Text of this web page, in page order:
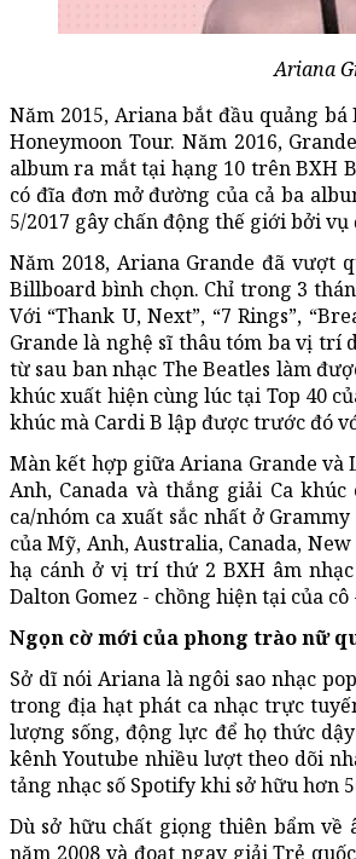
Ariana
Năm 2015, Ariana bắt đầu quảng
Honeymoon Tour. Năm 2016,
album ra mắt tại hạng 10 trên BXH
có đĩa đơn mở đường của cả ba
5/2017 gây chấn động thế giới bởi
Năm 2018, Ariana Grande đã vượt
Billboard bình chọn. Chỉ trong 3
Với “Thank U, Next”, “7 Rings”,
Grande là nghệ sĩ thâu tóm ba vị trí
từ sau ban nhạc The Beatles làm
khúc xuất hiện cùng lúc tại Top 40
khúc mà Cardi B lập được trước đó
Màn kết hợp giữa Ariana Grande và
Anh, Canada và thắng giải Ca
ca/nhóm ca xuất sắc nhất ở
của Mỹ, Anh, Australia, Canada,
hạ cánh ở vị trí thứ 2 BXH âm
Dalton Gomez - chồng hiện tại của
Ngọn cờ mới của phong trào nữ
Sở dĩ nói Ariana là ngôi sao nhạc
trong địa hạt phát ca nhạc trực
lượng sống, động lực để họ thức
kênh Youtube nhiều lượt theo dõi
tảng nhạc số Spotify khi sở hữu hơn
Dù sở hữu chất giọng thiên bẩm về
năm 2008 và đoạt ngay giải Trẻ